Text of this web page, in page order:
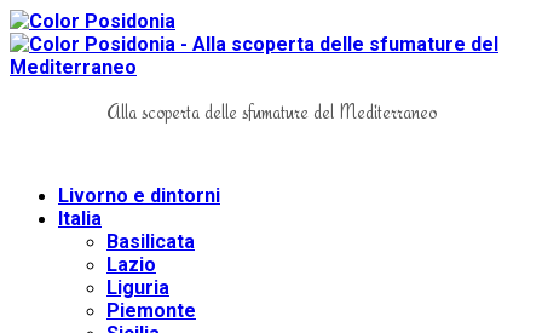
Alla scoperta delle sfumature del Mediterraneo
Livorno e dintorni
Italia
Basilicata
Lazio
Liguria
Piemonte